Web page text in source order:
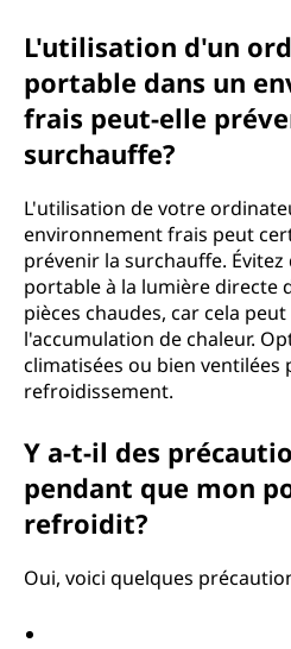
L'utilisation d'un
portable dans un
frais peut-elle
surchauffe?
L'utilisation de votre
environnement frais peut
prévenir la surchauffe.
portable à la lumière directe
pièces chaudes, car cela
l'accumulation de chaleur.
climatisées ou bien
refroidissement.
Y a-t-il des
pendant que mon
refroidit?
Oui, voici quelques